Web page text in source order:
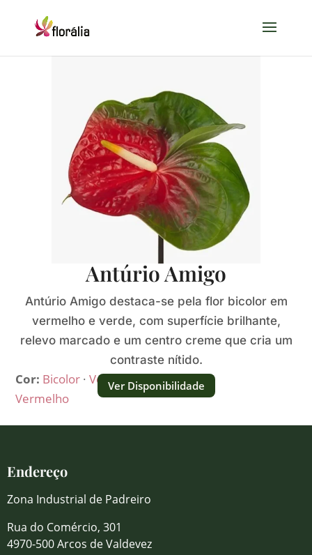
Antúrio Amigo
Antúrio Amigo destaca-se pela flor bicolor em
vermelho e verde, com superfície brilhante,
relevo marcado e um centro creme que cria um
contraste nítido.
Cor: Bicolor ·Verde·
Vermelho
Ver Disponibilidade
Endereço
Zona Industrial de Padreiro
Rua do Comércio, 301
4970-500 Arcos de Valdevez